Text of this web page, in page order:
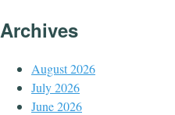
Archives
August 2026
July 2026
June 2026